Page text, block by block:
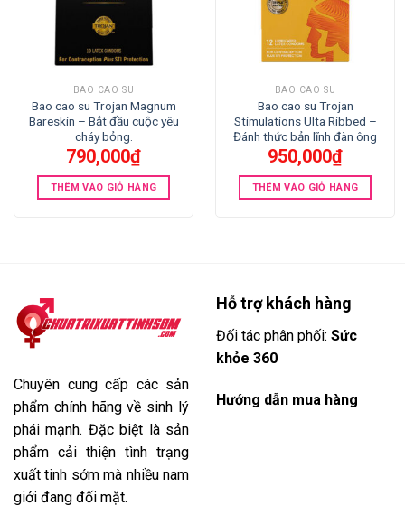
BAO CAO SU
Bao cao su Trojan Magnum
Bareskin – Bắt đầu cuộc yêu
cháy bỏng.
790,000₫
THÊM VÀO GIỎ HÀNG
BAO CAO SU
Bao cao su Trojan
Stimulations Ulta Ribbed –
Đánh thức bản lĩnh đàn ông
950,000₫
THÊM VÀO GIỎ HÀNG
Chuyên cung cấp các sản
phẩm chính hãng về sinh lý
phái mạnh. Đặc biệt là sản
phẩm cải thiện tình trạng
xuất tinh sớm mà nhiều nam
giới đang đối mặt.
Hỗ trợ khách hàng
Đối tác phân phối: Sức
khỏe 360
Hướng dẫn mua hàng